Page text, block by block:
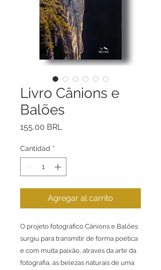
Livro Cânions e
Balões
155,00 BRL
Cantidad *
Agregar al carrito
O projeto fotográfico Cânions e Balões
surgiu para transmitir de forma poética
e com muita paixão, através da arte da
fotografia, as belezas naturais de uma